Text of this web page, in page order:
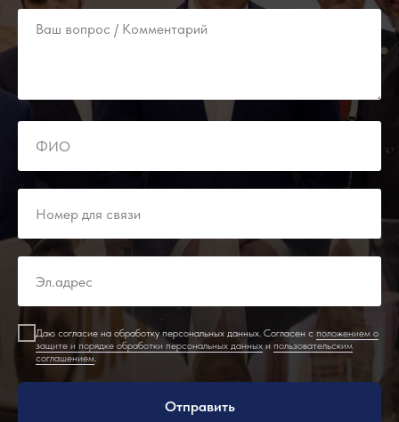
Даю согласие на обработку персональных данных. Согласен с положением о
защите и порядке обработки персональных данныхи пользовательским
соглашением
Отправить